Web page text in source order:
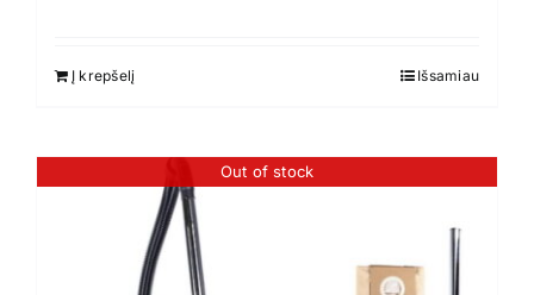
Į krepšelį Išsamiau
Out of stock